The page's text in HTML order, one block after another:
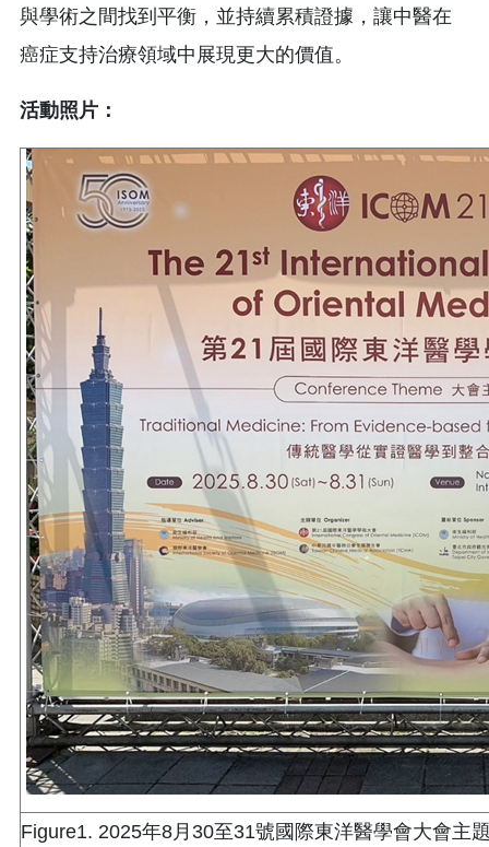
與學術之間找到平衡，並持續累積證據，讓中醫在
癌症支持治療領域中展現更大的價值。
活動照片：
Figure1. 2025年8月30至31號國際東洋醫學會大會主